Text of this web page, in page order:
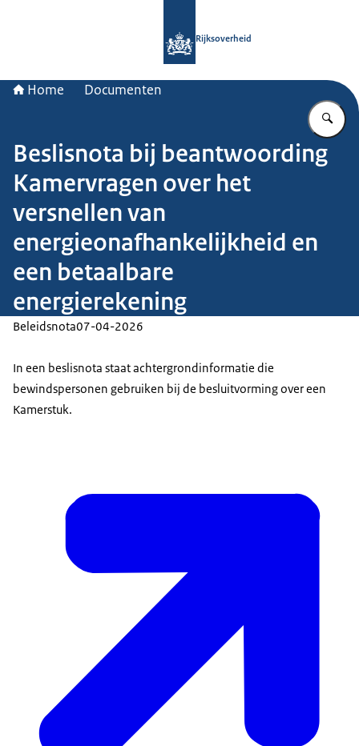
Rijksoverheid
Home Documenten
Beslisnota bij beantwoording
Kamervragen over het
versnellen van
energieonafhankelijkheid en
een betaalbare
energierekening
Beleidsnota07-04-2026
In een beslisnota staat achtergrondinformatie die
bewindspersonen gebruiken bij de besluitvorming over een
Kamerstuk.